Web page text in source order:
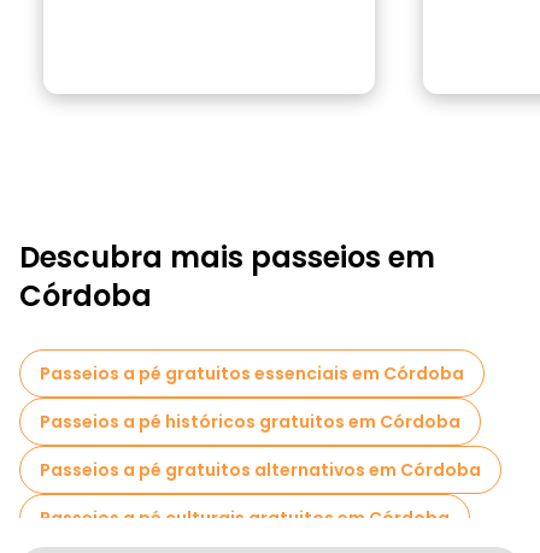
Descubra mais passeios em
Córdoba
Passeios a pé gratuitos essenciais em Córdoba
Passeios a pé históricos gratuitos em Córdoba
Passeios a pé gratuitos alternativos em Córdoba
Passeios a pé culturais gratuitos em Córdoba